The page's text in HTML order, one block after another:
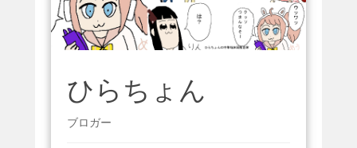
ひらちょん
ブロガー